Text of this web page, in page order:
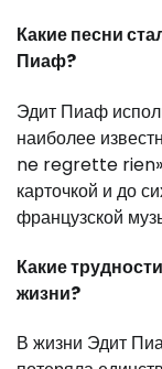
Какие песни
Пиаф?
Эдит Пиаф
наиболее
ne regrette rien».
карточкой и до
французской
Какие
жизни?
В жизни Эдит